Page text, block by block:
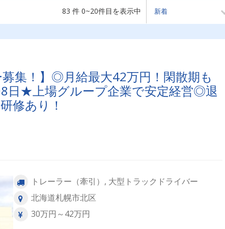
83 件 0~20件目を表示中
集！】◎月給最大42万円！閑散期も
日★上場グループ企業で安定経営◎退
修あり！
トレーラー（牽引）, 大型トラックドライバー
北海道札幌市北区
30万円～42万円